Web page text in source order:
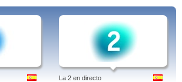
La 2 en directo